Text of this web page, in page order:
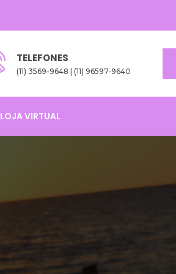
TELEFONES
(11) 3569-9648 | (11) 96597-9640
LOJA VIRTUAL